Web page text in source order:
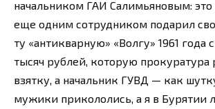
начальником ГАИ Салимьяновым: это
еще одним сотрудником подарил
ту «антикварную» «Волгу» 1961 года
тысяч рублей, которую прокуратура
взятку, а начальник ГУВД — как
мужики прикололись, а я в Бурятии